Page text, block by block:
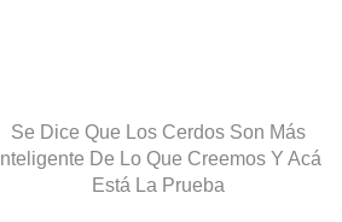
Se Dice Que Los Cerdos Son Más
Inteligente De Lo Que Creemos Y Acá
Está La Prueba